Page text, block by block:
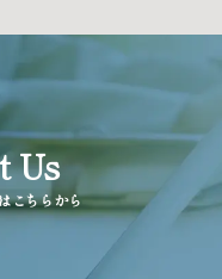
Us
こちらから